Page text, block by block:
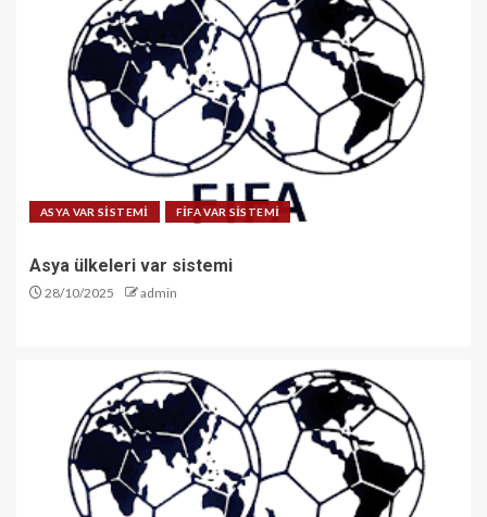
ASYA VAR SİSTEMİ FİFA VAR SİSTEMİ
Asya ülkeleri var sistemi
28/10/2025 admin